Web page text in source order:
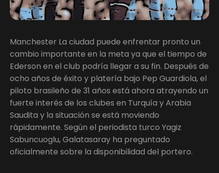
Manchester La ciudad puede enfrentar pronto un
cambio importante en la meta ya que el tiempo de
Ederson en el club podría llegar a su fin. Después de
ocho años de éxito y platería bajo Pep Guardiola, el
piloto brasileño de 31 años está ahora atrayendo un
fuerte interés de los clubes en Turquía y Arabia
Saudita y la situación se está moviendo
rápidamente. Según el periodista turco Yagiz
Sabuncuoglu, Galatasaray ha preguntado
oficialmente sobre la disponibilidad del portero.